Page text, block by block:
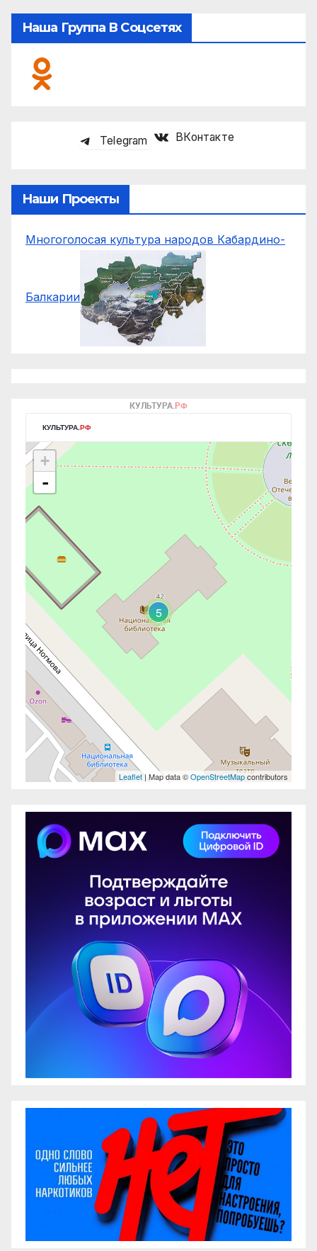
Наша Группа В Соцсетях
Telegram ВКонтакте
Наши Проекты
Многоголосая культура народов Кабардино-
Балкарии